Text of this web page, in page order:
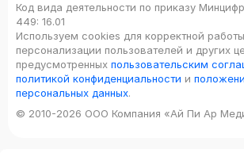
Код вида деятельности по приказу
449: 16.01
Используем cookies для корректной
персонализации пользователей и других
предусмотренных пользовательским
политикой конфиденциальности и
персональных данных.
© 2010-2026 ООО Компания «Ай Пи Ар